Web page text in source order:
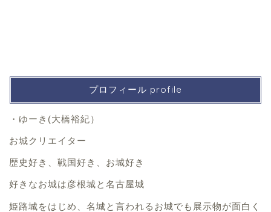
プロフィール profile
・ゆーき(大橋裕紀）
お城クリエイター
歴史好き、戦国好き、お城好き
好きなお城は彦根城と名古屋城
姫路城をはじめ、名城と言われるお城でも展示物が面白く